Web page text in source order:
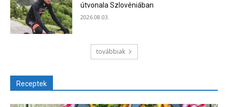
útvonala Szlovéniában
2026.08.03.
továbbiak
Receptek